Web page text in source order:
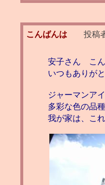
こんばんは 投稿
安子さん こ
いつもありが
ジャーマンア
多彩な色の品
我が家は、こ